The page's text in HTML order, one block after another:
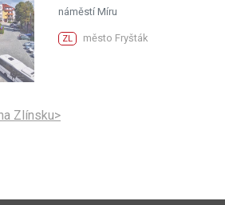
náměstí Míru
ZL město Fryšták
Zlínsku>